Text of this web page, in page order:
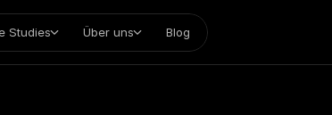
Studies Über uns Blog